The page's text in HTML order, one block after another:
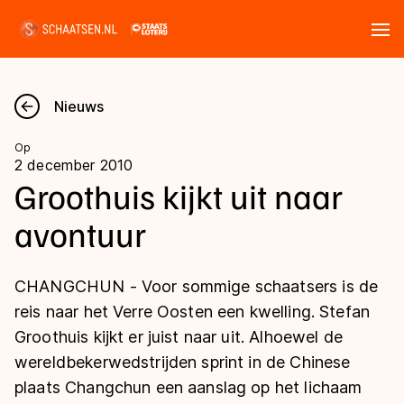
Nieuws
Kalender
Disciplines
Langebaan
Shorttrack
Inlineskaten
Uitslagen
Langebaan
Shorttrack
Marathon
Tijden & historie
Ranglijsten Langebaan
Nieuws
Op
2 december 2010
Groothuis kijkt uit naar
avontuur
CHANGCHUN - Voor sommige schaatsers is de
reis naar het Verre Oosten een kwelling. Stefan
Groothuis kijkt er juist naar uit. Alhoewel de
wereldbekerwedstrijden sprint in de Chinese
plaats Changchun een aanslag op het lichaam